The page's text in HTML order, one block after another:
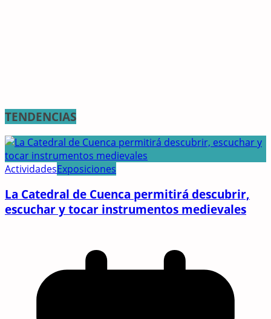
TENDENCIAS
ActividadesExposiciones
La Catedral de Cuenca permitirá descubrir,
escuchar y tocar instrumentos medievales